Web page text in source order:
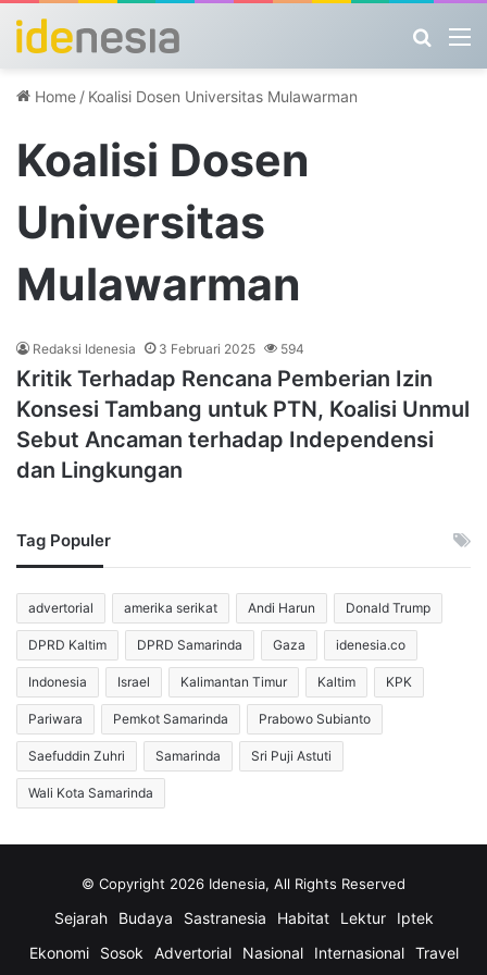
Home / Koalisi Dosen Universitas Mulawarman
Koalisi Dosen
Universitas
Mulawarman
Redaksi Idenesia 3 Februari 2025 594
Kritik Terhadap Rencana Pemberian Izin
Konsesi Tambang untuk PTN, Koalisi Unmul
Sebut Ancaman terhadap Independensi
dan Lingkungan
Tag Populer
advertorial amerika serikat Andi Harun Donald Trump
DPRD Kaltim DPRD Samarinda Gaza idenesia.co
Indonesia Israel Kalimantan Timur Kaltim KPK
Pariwara Pemkot Samarinda Prabowo Subianto
Saefuddin Zuhri Samarinda Sri Puji Astuti
Wali Kota Samarinda
© Copyright 2026 Idenesia, All Rights Reserved
Sejarah Budaya Sastranesia Habitat Lektur
Iptek
Ekonomi
Sosok Advertorial Nasional Internasional Travel